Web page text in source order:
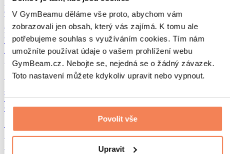
V GymBeamu děláme vše proto, abychom vám
zobrazovali jen obsah, který vás zajímá. K tomu ale
potřebujeme souhlas s využíváním cookies. Tím nám
umožníte používat údaje o vašem prohlížení webu
GymBeam.cz. Nebojte se, nejedná se o žádný závazek.
Toto nastavení můžete kdykoliv upravit nebo vypnout.
Povolit vše
Upravit
Luštěniny
Ostatní fitness jídlo
Ořechová másla
100% ořechová másla
Sladká ořechová másla
Proteinová ořechová másla
Superpotraviny
Vláknina
Ostatní superpotraviny
Proteinové tyčinky